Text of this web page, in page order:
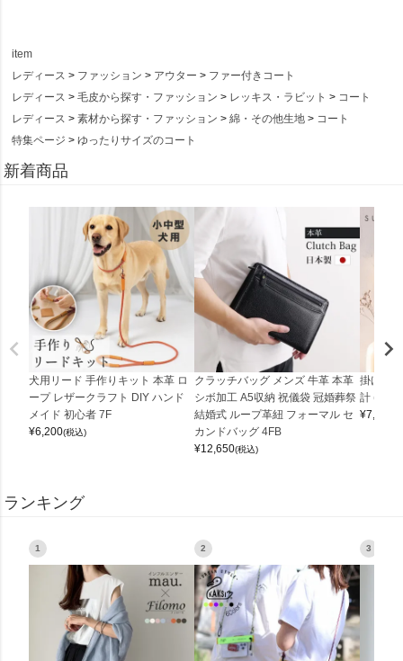
item
レディース
ファッション アウター
ファー付きコート
レディース
毛皮から探す・ファッション レッキス・ラビット
コート
レディース
素材から探す・ファッション 綿・その他生地
コート
特集ページ
ゆったりサイズのコート
新着商品
犬用リード 手作りキット 本革 ロ
ープ レザークラフト DIY ハンド
メイド 初心者 7F
¥6,200(税込)
クラッチバッグ メンズ 牛革 本革
シボ加工 A5収納 祝儀袋 冠婚葬祭
結婚式 ループ革紐 フォーマル セ
カンドバッグ 4FB
¥12,650(税込)
掛け時
計
¥7,150
ランキング
1 2 3